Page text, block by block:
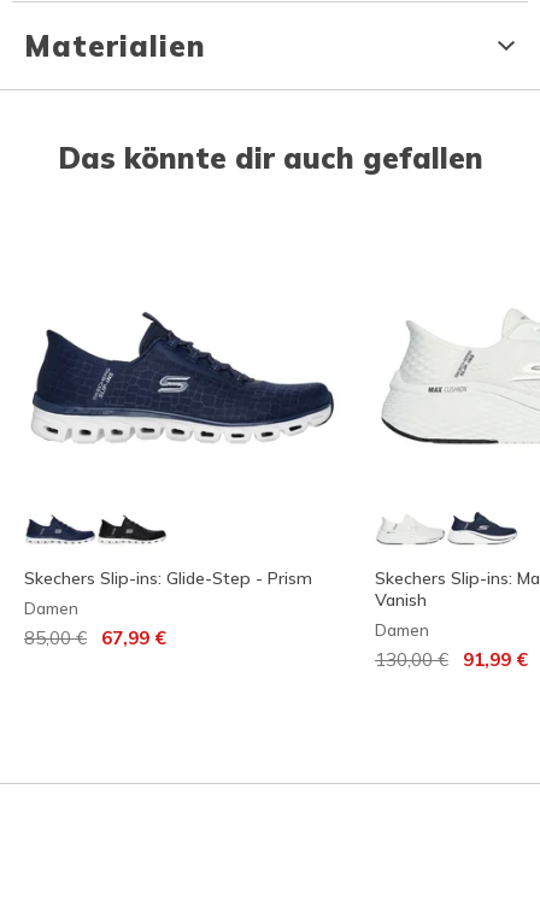
Materialien
Das könnte dir auch gefallen
Skechers Slip-ins: Glide-Step - Prism
Damen
Reduziert von
85,00 € auf
67,99 €
Skechers Slip-ins:
Vanish
Damen
Reduziert von
130,00 €auf91,99 €